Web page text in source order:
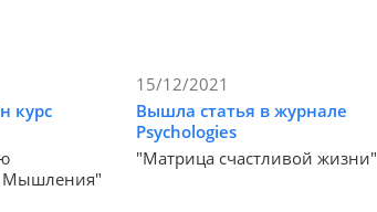
курс
Мышления"
15/12/2021
Вышла статья в журнале
Psychologies
"Матрица счастливой жизни"